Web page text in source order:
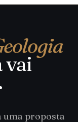
vai
uma proposta